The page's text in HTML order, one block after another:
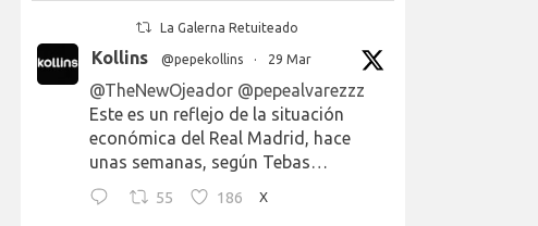
La Galerna Retuiteado
Kollins @pepekollins · 29 Mar
@TheNewOjeador @pepealvarezzz
Este es un reflejo de la situación
económica del Real Madrid, hace
unas semanas, según Tebas…
55 186 X